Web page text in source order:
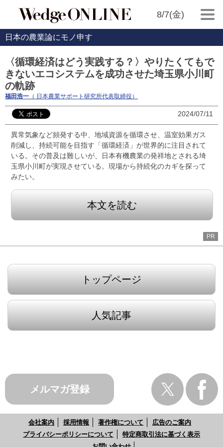
8/7(金)
日本の農業論にモノ申す
〈循環経済はどう実践する？〉やりたくてもで
きないエコシステムを成功させた埼玉県小川町
の軌跡
福田浩一 （ 日本農業サポート研究所代表取締役）
2024/07/11
異常気象など頻発する中、地域資源を循環させ、温室効果ガス
削減し、持続可能を目指す「循環経済」が世界的に注目されて
いる。その普及は難しいが、日本有機農業の発祥地とされる埼
玉県小川町が実現させている。現場から持続化のカギを探って
みたい。
本文を読む
PR
トップページ
人気記事
メルマガ登録
会社案内 採用情報 著作権について
広告のご案内
プライバシーポリシーについて
特定商取引法に基づく表示